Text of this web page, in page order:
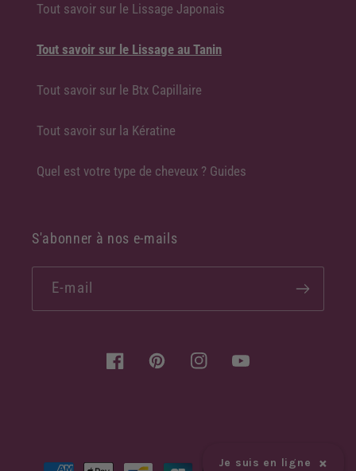
Tout savoir sur le Lissage Japonais
Tout savoir sur le Lissage au Tanin
Tout savoir sur le Btx Capillaire
Tout savoir sur la Kératine
Quel est votre type de cheveux ? Guides
S'abonner à nos e-mails
E-mail
FacebookPinterestInstagramYouTube
Moyens Je suis en ligne ×